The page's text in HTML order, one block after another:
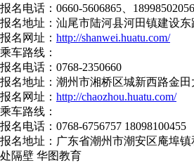
报名电话：0660-5606865、18998502056
报名地址：汕尾市陆河县河田镇建设东
报名网址： http://shanwei.huatu.com/
乘车路线：
报名电话：0768-2350660
报名地址：潮州市湘桥区城新西路金田
报名网址： http://chaozhou.huatu.com/
乘车路线：
报名电话：0768-6756757 18098100455
报名地址：广东省潮州市潮安区庵埠
处隔壁 华图教育